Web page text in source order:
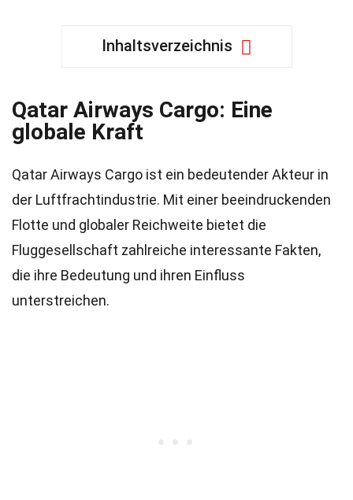
Inhaltsverzeichnis
Qatar Airways Cargo: Eine
globale Kraft
Qatar Airways Cargo ist ein bedeutender Akteur in
der Luftfrachtindustrie. Mit einer beeindruckenden
Flotte und globaler Reichweite bietet die
Fluggesellschaft zahlreiche interessante Fakten,
die ihre Bedeutung und ihren Einfluss
unterstreichen.